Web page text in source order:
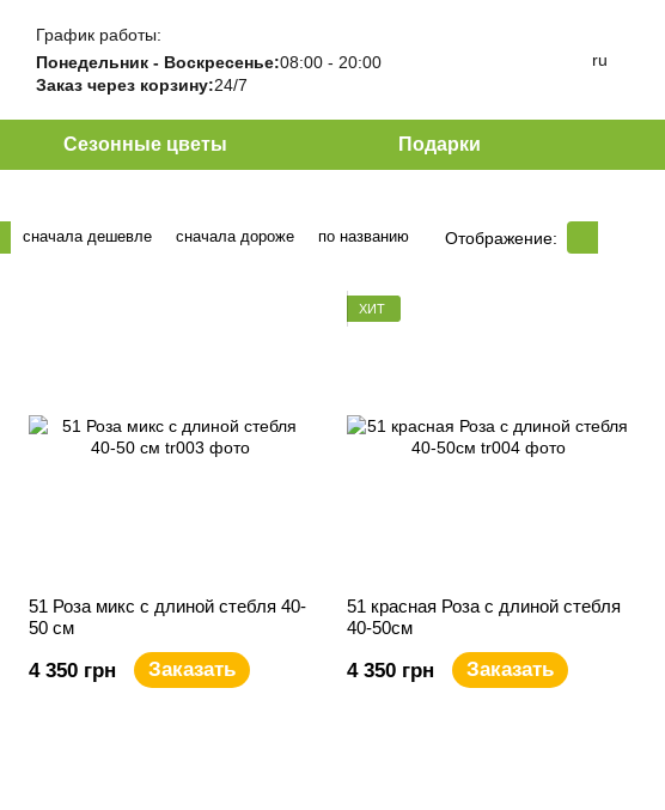
График работы:
Понедельник - Воскресенье:08:00 - 20:00
Заказ через корзину:24/7
ru
Сезонные цветы Подарки
сначала дешевле сначала дороже по названию Отображение:
51 Роза микс с длиной стебля 40-
50 см
4 350 грн Заказать
ХИТ
51 красная Роза с длиной стебля
40-50см
4 350 грн Заказать